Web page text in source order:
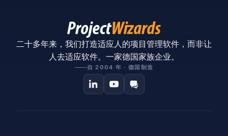
二十多年来，我们打造适应人的项目管理软件，而非让
人去适应软件。一家德国家族企业。
自 2004 年 · 德国制造